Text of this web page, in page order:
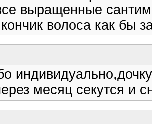
выращенные
волоса как бы
месяц секутся и